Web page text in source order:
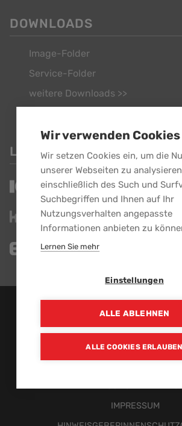
Wir verwenden Cookies
Wir setzen Cookies ein, um die
unserer Webseiten zu
einschließlich des Such und
Suchbegriffen und Ihnen auf Ihr
Nutzungsverhalten angepasste
Informationen anbieten zu
Lernen Sie mehr
Einstellungen
ALLE ABLEHNEN
ALLE COOKIES ERLAUBEN
DOWNLOADS
Image-Folder
Service-Folder
weitere Downloads >>
LINKS
Ein Unternehmen der
IMPRESSUM